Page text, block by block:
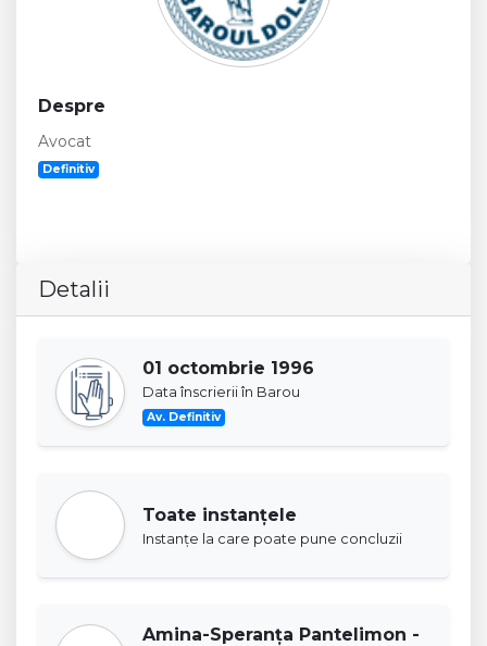
Despre
Avocat
Definitiv
Detalii
01 octombrie 1996
Data înscrierii în Barou
Av. Definitiv
Toate instanţele
Instanţe la care poate pune concluzii
Amina-Speranța Pantelimon -